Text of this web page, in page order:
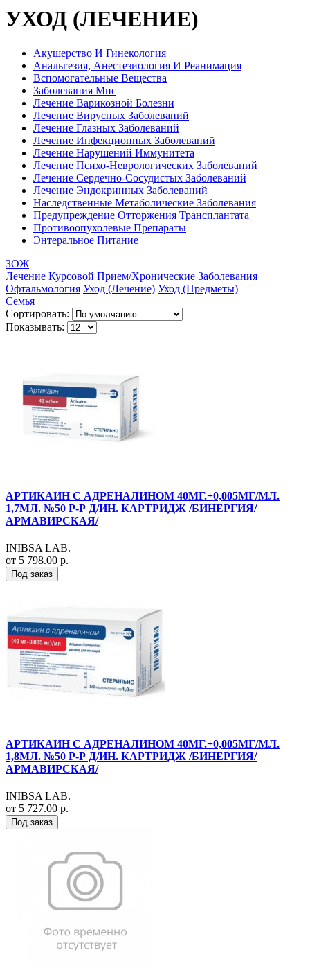
УХОД (ЛЕЧЕНИЕ)
Акушерство И Гинекология
Анальгезия, Анестезиология И Реанимация
Вспомогательные Вещества
Заболевания Мпс
Лечение Варикозной Болезни
Лечение Вирусных Заболеваний
Лечение Глазных Заболеваний
Лечение Инфекционных Заболеваний
Лечение Нарушений Иммунитета
Лечение Психо-Неврологических Заболеваний
Лечение Сердечно-Сосудистых Заболеваний
Лечение Эндокринных Заболеваний
Наследственные Метаболические Заболевания
Предупреждение Отторжения Трансплантата
Противоопухолевые Препараты
Энтеральное Питание
ЗОЖ
Лечение Курсовой Прием/Хронические Заболевания
Офтальмология Уход (Лечение) Уход (Предметы)
Семья
Сортировать:
Показывать:
АРТИКАИН С АДРЕНАЛИНОМ 40МГ.+0,005МГ/МЛ.
1,7МЛ. №50 Р-Р Д/ИН. КАРТРИДЖ /БИНЕРГИЯ/
АРМАВИРСКАЯ/
INIBSA LAB.
от 5 798.00 р.
Под заказ
АРТИКАИН С АДРЕНАЛИНОМ 40МГ.+0,005МГ/МЛ.
1,8МЛ. №50 Р-Р Д/ИН. КАРТРИДЖ /БИНЕРГИЯ/
АРМАВИРСКАЯ/
INIBSA LAB.
от 5 727.00 р.
Под заказ